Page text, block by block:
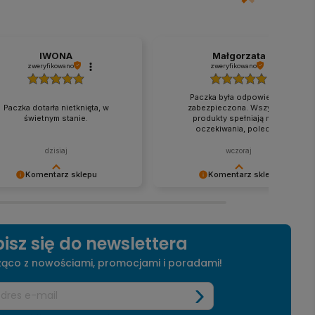
Komentarz sklepu
jest satysfakcja klienta i
recenzja potwierdza nasze
- dziękujemy raz jeszcze i
nadzieję - do szybkiego
IWONA
zweryfikowano
Paczka dotarła nietknięta, w
świetnym stanie.
dzisiaj
Komentarz sklepu
priorytetem jest satysfakcja klienta i
wysiłki - dziękujemy raz jeszcze i
mamy nadzieję - do szybkiego
Małgorzata
zweryfikowano
Paczka była odpowiednio
zabezpieczona. Wszystkie
produkty spełniają moje
oczekiwania, polecam.
wczoraj
się do newslettera
z nowościami, promocjami i poradami!